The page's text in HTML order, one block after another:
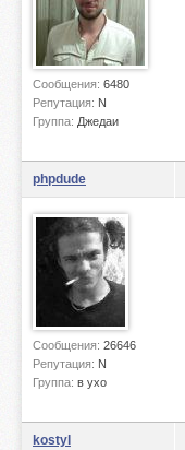
Сообщения: 6480
Репутация: N
Группа: Джедаи
phpdude
Сообщения: 26646
Репутация: N
Группа: в ухо
kostyl